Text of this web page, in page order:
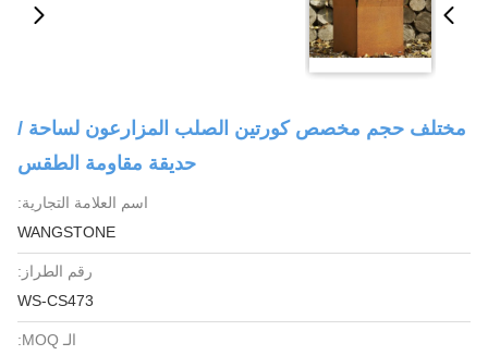
مختلف حجم مخصص كورتين الصلب المزارعون لساحة /
حديقة مقاومة الطقس
اسم العلامة التجارية:
WANGSTONE
رقم الطراز:
WS-CS473
الـ MOQ: